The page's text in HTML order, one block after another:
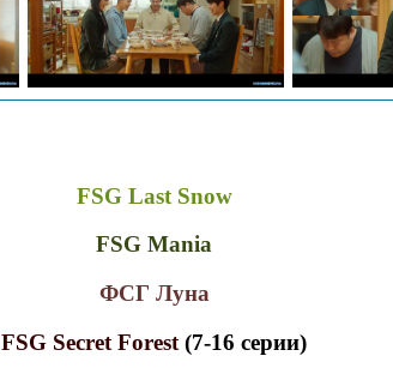
FSG Last Snow
FSG Mania
ФСГ Луна
FSG Secret Forest (7-16 серии)